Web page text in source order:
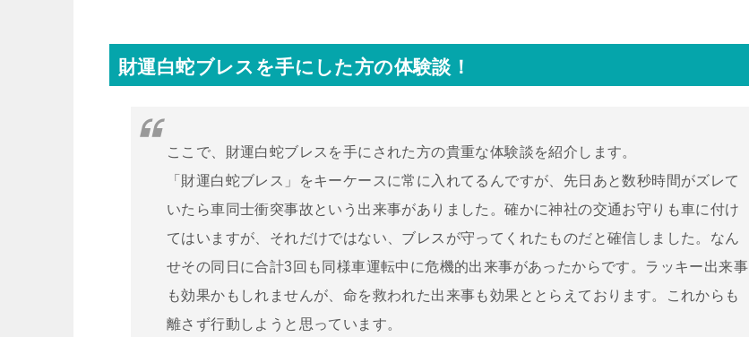
財運白蛇ブレスを手にした方の体験談！
ここで、財運白蛇ブレスを手にされた方の貴重な体験談を紹介します。
「財運白蛇ブレス」をキーケースに常に入れてるんですが、先日あと数秒時間がズレて
いたら車同士衝突事故という出来事がありました。確かに神社の交通お守りも車に付け
てはいますが、それだけではない、ブレスが守ってくれたものだと確信しました。なん
せその同日に合計3回も同様車運転中に危機的出来事があったからです。ラッキー出来事
も効果かもしれませんが、命を救われた出来事も効果ととらえております。これからも
離さず行動しようと思っています。